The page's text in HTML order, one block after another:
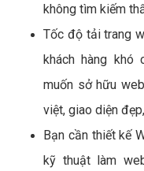
không tìm kiếm
Tốc độ tải trang
khách hàng khó
muốn sở hữu
việt, giao diện
Bạn cần thiết kế
kỹ thuật làm